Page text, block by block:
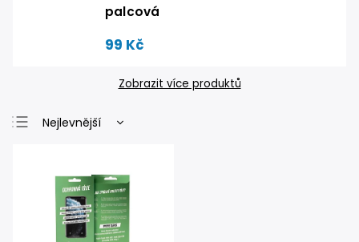
palcová
99 Kč
Zobrazit více produktů
Nejlevnější
Nejprodávanější
Abecedně